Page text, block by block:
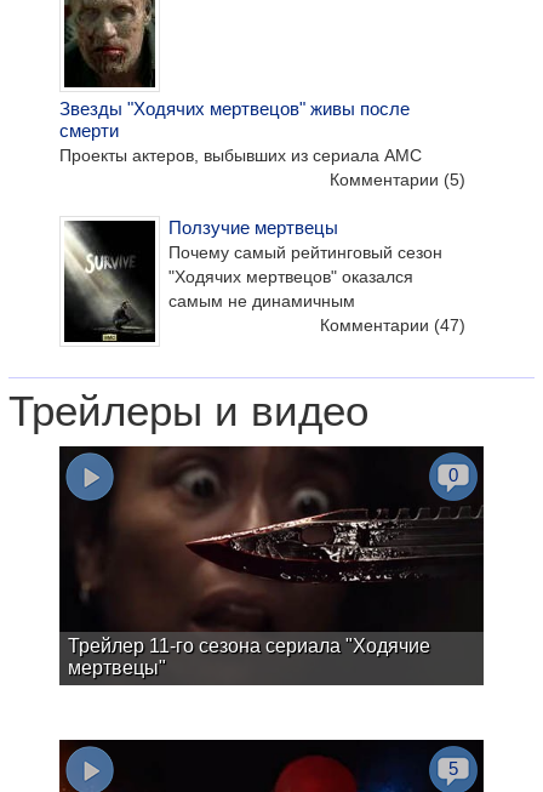
Звезды "Ходячих мертвецов" живы после
смерти
Проекты актеров, выбывших из сериала AMC
Комментарии (5)
Ползучие мертвецы
Почему самый рейтинговый сезон
"Ходячих мертвецов" оказался
самым не динамичным
Комментарии (47)
Трейлеры и видео
Трейлер 11-го сезона сериала "Ходячие
мертвецы"
0
5